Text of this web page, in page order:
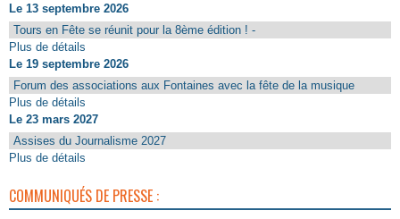
Le 13 septembre 2026
Tours en Fête se réunit pour la 8ème édition ! -
Plus de détails
Le 19 septembre 2026
Forum des associations aux Fontaines avec la fête de la musique
Plus de détails
Le 23 mars 2027
Assises du Journalisme 2027
Plus de détails
COMMUNIQUÉS DE PRESSE :